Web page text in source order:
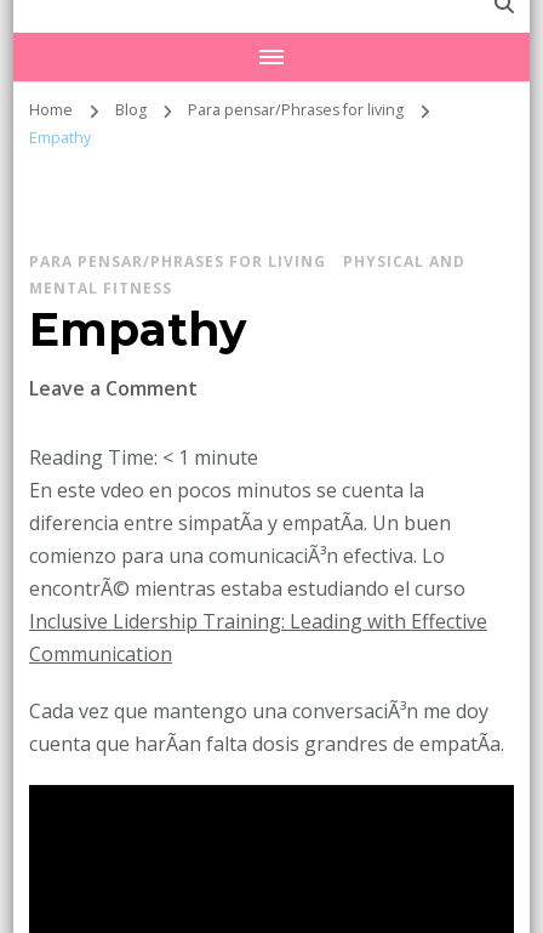
Home Blog
Para pensar/Phrases for living
Empathy
PARA PENSAR/PHRASES FOR LIVING
PHYSICAL AND
MENTAL FITNESS
Empathy
Leave a Commenton
Reading Time: < 1 minute
En este vdeo en pocos minutos se cuenta la
diferencia entre simpatÃ­a y empatÃ­a. Un buen
comienzo para una comunicaciÃ³n efectiva. Lo
encontrÃ© mientras estaba estudiando el curso
Inclusive Lidership Training: Leading with Effective
Communication
Cada vez que mantengo una conversaciÃ³n me doy
cuenta que harÃ­an falta dosis grandres de empatÃ­a.